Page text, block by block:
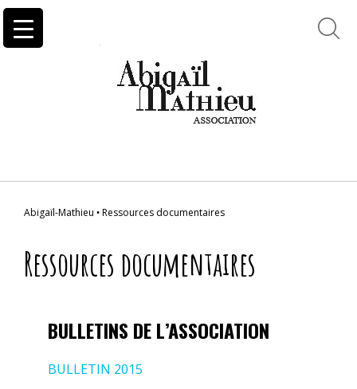
Abigaïl-Mathieu • Ressources documentaires
Ressources documentaires
BULLETINS DE L’ASSOCIATION
BULLETIN 2015